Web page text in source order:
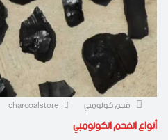
فحم كولومبي
أنواع الفحم الكولومبي